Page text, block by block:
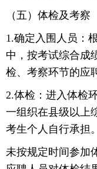
（五）体检及考察
1.确定入围人员：
中，按考试综合成
检、考察环节的应
2.体检：进入体检
一组织在县级以上
考生个人自行承担。
未按规定时间参加